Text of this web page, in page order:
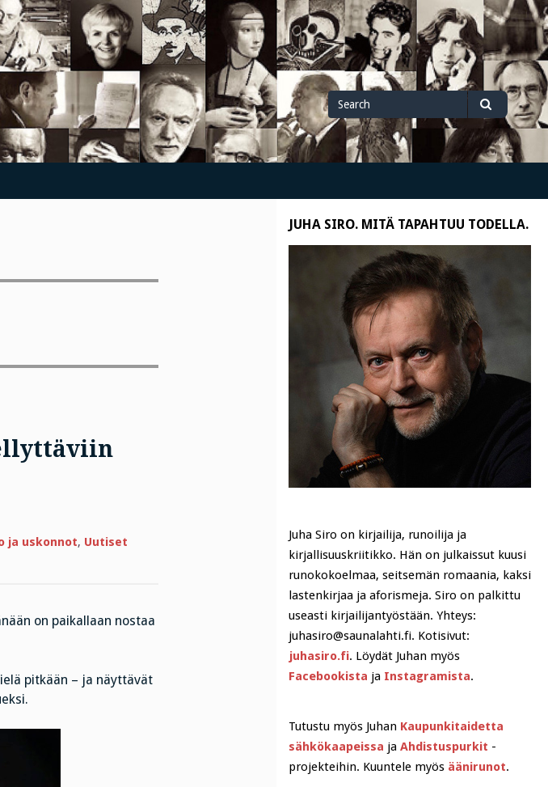
Search
for
Search
ja uskonnot, Uutiset
on paikallaan nostaa
pitkään – ja näyttävät
JUHA SIRO. MITÄ TAPAHTUU TODELLA.
Juha Siro on kirjailija, runoilija ja
kirjallisuuskriitikko. Hän on julkaissut kuusi
runokokoelmaa, seitsemän romaania, kaksi
lastenkirjaa ja aforismeja. Siro on palkittu
useasti kirjailijantyöstään. Yhteys:
juhasiro@saunalahti.fi. Kotisivut:
juhasiro.fi. Löydät Juhan myös
Facebookista ja Instagramista.
Tutustu myös Juhan Kaupunkitaidetta
sähkökaapeissa ja Ahdistuspurkit -
projekteihin. Kuuntele myös äänirunot.